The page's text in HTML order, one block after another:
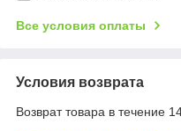
Все условия оплаты
Условия возврата
Возврат товара в течение